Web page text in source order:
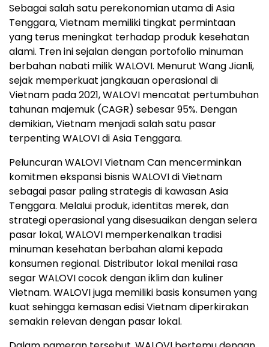
Sebagai salah satu perekonomian utama di Asia
Tenggara, Vietnam memiliki tingkat permintaan
yang terus meningkat terhadap produk kesehatan
alami. Tren ini sejalan dengan portofolio minuman
berbahan nabati milik WALOVI. Menurut Wang Jianli,
sejak memperkuat jangkauan operasional di
Vietnam pada 2021, WALOVI mencatat pertumbuhan
tahunan majemuk (CAGR) sebesar 95%. Dengan
demikian, Vietnam menjadi salah satu pasar
terpenting WALOVI di Asia Tenggara.
Peluncuran WALOVI Vietnam Can mencerminkan
komitmen ekspansi bisnis WALOVI di Vietnam
sebagai pasar paling strategis di kawasan Asia
Tenggara. Melalui produk, identitas merek, dan
strategi operasional yang disesuaikan dengan selera
pasar lokal, WALOVI memperkenalkan tradisi
minuman kesehatan berbahan alami kepada
konsumen regional. Distributor lokal menilai rasa
segar WALOVI cocok dengan iklim dan kuliner
Vietnam. WALOVI juga memiliki basis konsumen yang
kuat sehingga kemasan edisi Vietnam diperkirakan
semakin relevan dengan pasar lokal.